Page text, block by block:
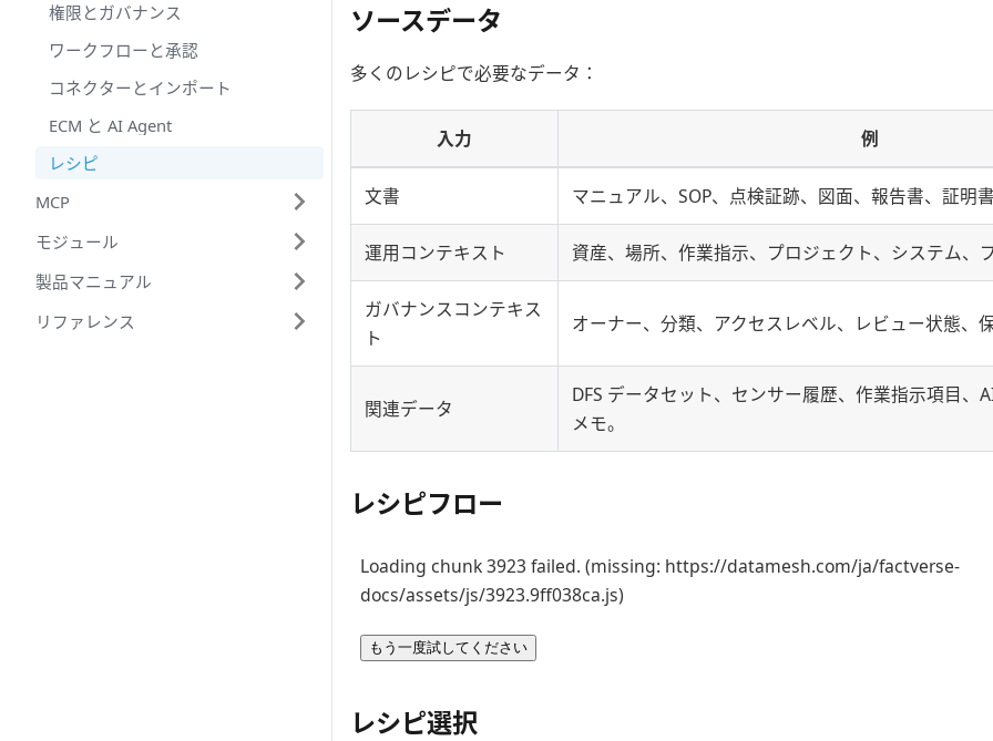
権限とガバナンス
ワークフローと承認
コネクターとインポート
ECM と AI Agent
レシピ
MCP
モジュール
製品マニュアル
リファレンス
ソースデータ
多くのレシピで必要なデータ：
入力 例
文書 マニュアル、SOP、点検証跡、図面、報告書、証明書
運用コンテキスト 資産、場所、作業指示、プロジェクト、システム、
ガバナンスコンテキス
ト
オーナー、分類、アクセスレベル、レビュー状態、保
関連データ
DFS データセット、センサー履歴、作業指示項目、
メモ。
レシピフロー
Loading chunk 3923 failed. (missing: https://datamesh.com/ja/factverse-
docs/assets/js/3923.9ff038ca.js)
もう一度試してください
レシピ選択